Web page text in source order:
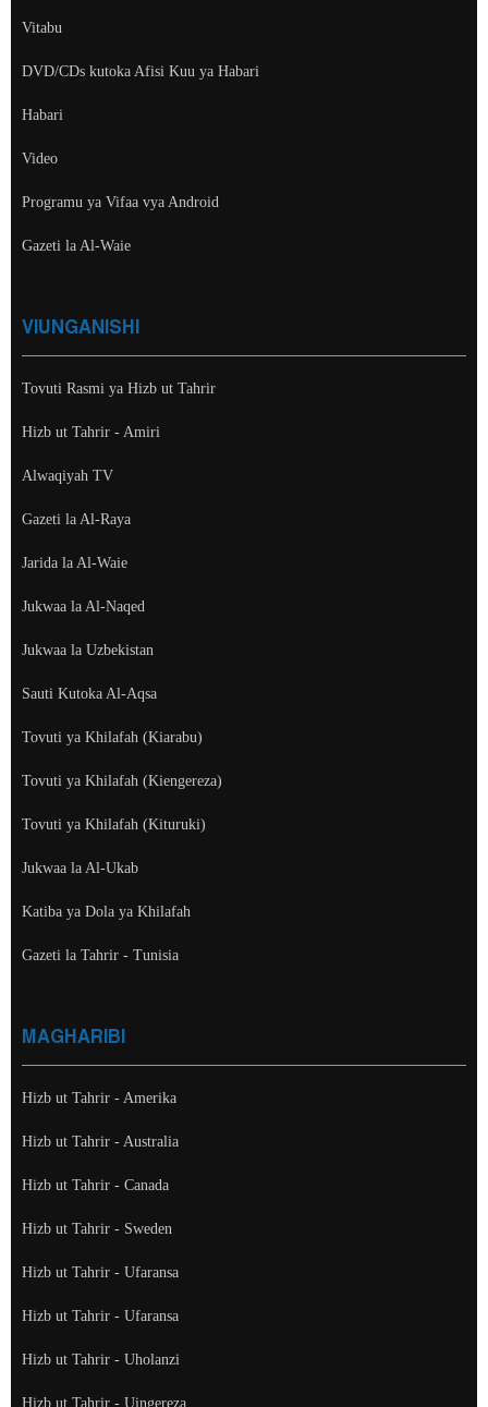
Vitabu
DVD/CDs kutoka Afisi Kuu ya Habari
Habari
Video
Programu ya Vifaa vya Android
Gazeti la Al-Waie
VIUNGANISHI
Tovuti Rasmi ya Hizb ut Tahrir
Hizb ut Tahrir - Amiri
Alwaqiyah TV
Gazeti la Al-Raya
Jarida la Al-Waie
Jukwaa la Al-Naqed
Jukwaa la Uzbekistan
Sauti Kutoka Al-Aqsa
Tovuti ya Khilafah (Kiarabu)
Tovuti ya Khilafah (Kiengereza)
Tovuti ya Khilafah (Kituruki)
Jukwaa la Al-Ukab
Katiba ya Dola ya Khilafah
Gazeti la Tahrir - Tunisia
MAGHARIBI
Hizb ut Tahrir - Amerika
Hizb ut Tahrir - Australia
Hizb ut Tahrir - Canada
Hizb ut Tahrir - Sweden
Hizb ut Tahrir - Ufaransa
Hizb ut Tahrir - Ufaransa
Hizb ut Tahrir - Uholanzi
Hizb ut Tahrir - Uingereza